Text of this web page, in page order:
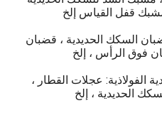
السكك الحديدية ، قضبان
فوق الرأس ، إلخ
الفولاذية: عجلات القطار ،
الحديدية ، إلخ